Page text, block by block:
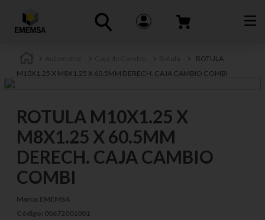
ROTULA
M10X1.25 X M8X1.25 X 60.5MM DERECH. CAJA CAMBIO COMBI
ROTULA M10X1.25 X
M8X1.25 X 60.5MM
DERECH. CAJA CAMBIO
COMBI
Marca: EMEMSA
Código: 00672001001